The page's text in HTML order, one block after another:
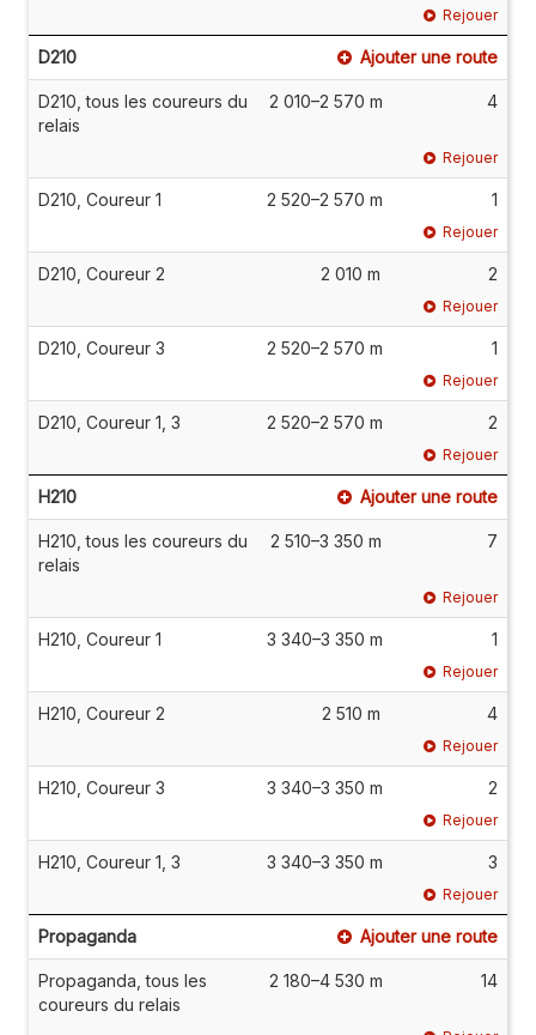
Rejouer
D210 Ajouter une route
D210, tous les coureurs du
relais
2 010–2 570 m 4
Rejouer
D210, Coureur 1 2 520–2 570 m 1
Rejouer
D210, Coureur 2 2 010 m 2
Rejouer
D210, Coureur 3 2 520–2 570 m 1
Rejouer
D210, Coureur 1, 3 2 520–2 570 m 2
Rejouer
H210 Ajouter une route
H210, tous les coureurs du
relais
2 510–3 350 m 7
Rejouer
H210, Coureur 1 3 340–3 350 m 1
Rejouer
H210, Coureur 2 2 510 m 4
Rejouer
H210, Coureur 3 3 340–3 350 m 2
Rejouer
H210, Coureur 1, 3 3 340–3 350 m 3
Rejouer
Propaganda Ajouter une route
Propaganda, tous les
coureurs du relais
2 180–4 530 m 14